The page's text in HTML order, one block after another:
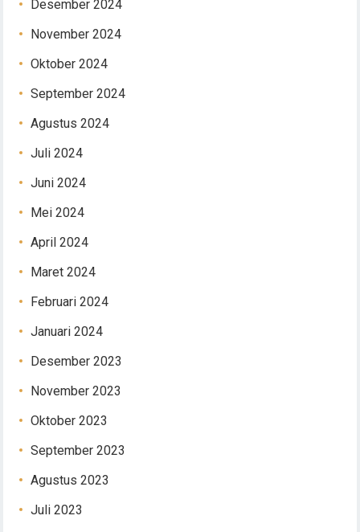
Desember 2024
November 2024
Oktober 2024
September 2024
Agustus 2024
Juli 2024
Juni 2024
Mei 2024
April 2024
Maret 2024
Februari 2024
Januari 2024
Desember 2023
November 2023
Oktober 2023
September 2023
Agustus 2023
Juli 2023